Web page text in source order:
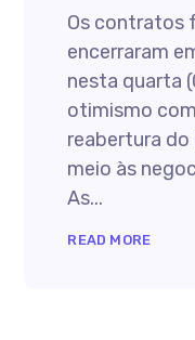
Os contratos
encerraram
nesta quarta
otimismo
reabertura do
meio às
As...
READ MORE